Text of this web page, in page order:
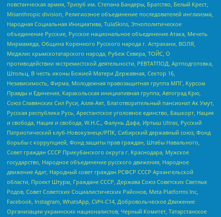
повстанческая армия, Тризуб им. Степана Бандеры, Братство, Белый Крест,
Misanthropic division, Религиозное объединение последователей инглиизма,
Народная Социальная Инициатива, TulaSkins, Этнополитическое
объединение Русские, Русское национальное объединение Атака, Мечеть
Мирмамеда, Община Коренного Русского народа г. Астрахани, ВОЛЯ,
Меджлис крымскотатарского народа, Рубеж Севера, ТОЙС, О
противодействии экстремистской деятельности, РЕВТАТПОД, Артподготовка,
Штольц, В честь иконы Божией Матери Державная, Сектор 16,
Независимость, Фирма, Молодежная правозащитная группа МПГ, Курсом
Правды и Единения, Каракольская инициативная группа, Автоград Крю,
Союз Славянских Сил Руси, Алля-Аят, Благотворительный пансионат Ак Умут,
Русская республика Русь, Арестантское уголовное единство, Башкорт, Нация
и свобода, Нация и свобода, W.H.С., Фалунь Дафа, Иртыш Ultras, Русский
Патриотический клуб-Новокузнецк/РПК, Сибирский державный союз, Фонд
борьбы с коррупцией, Фонд защиты прав граждан, Штабы Навального,
Совет граждан СССР Прикубанского округа г. Краснодара, Мужское
государство, Народное объединение русского движения, Народное
движение Адат, Народный совет граждан РСФСР СССР Архангельской
области, Проект Штурм, Граждане СССР, Держава Союз Советских Светлых
Родов, Совет Советских Социалистических Районов, Meta Platforms Inc,
Facebook, Instagram, WhatsApp, СИЧ-С14, Добровольческое Движение
Организации украинских националистов, Черный Комитет, Татарстанское